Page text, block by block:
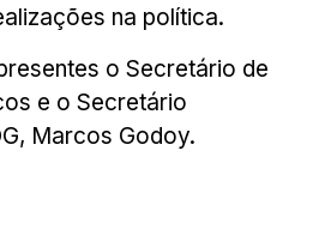
na política.
o Secretário de
e o Secretário
Marcos Godoy.